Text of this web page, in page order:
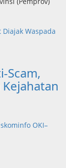
Diajak Waspada
Scam,
OKI–